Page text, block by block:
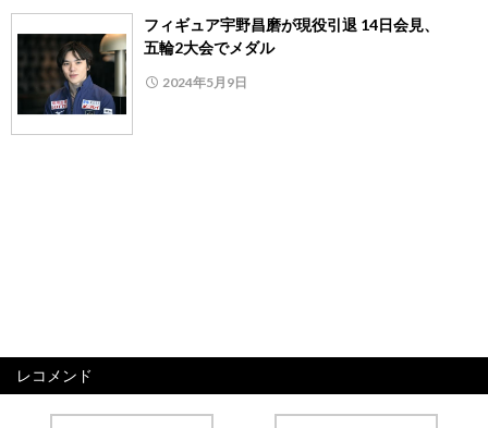
フィギュア宇野昌磨が現役引退 14日会見、
五輪2大会でメダル
2024年5月9日
レコメンド